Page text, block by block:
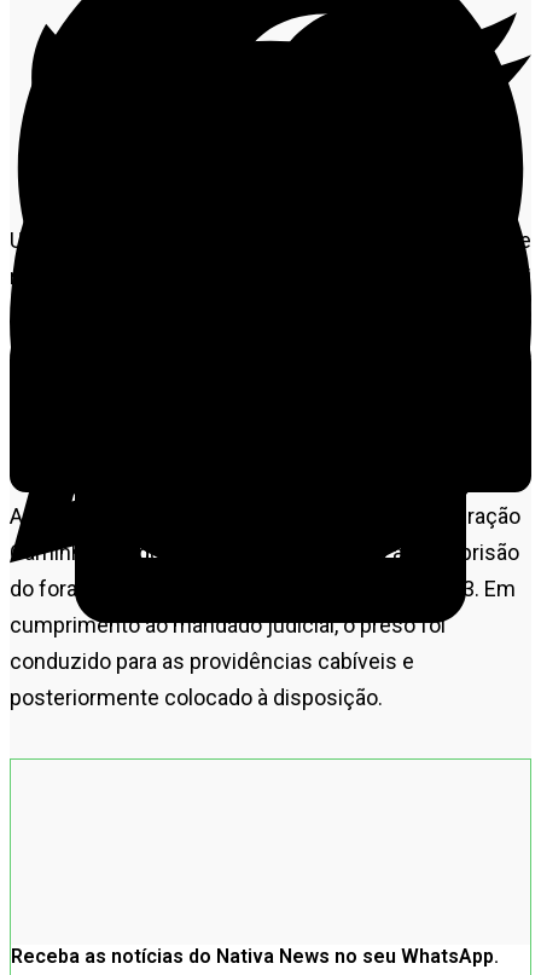
Um homem condenado pela Justiça a 14 anos de
reclusão pelo crime de estupro de vulnerável, foi
preso pela Polícia Civil, nesta quarta-feira (28.05), no
município de Colíder. O procurado, de 30 anos, estava
A ação d a Delegacia de Colíder faz parte da Operação
Caminhos Seguros, e resultou na localização e prisão
do foragido nas proximidades da Rodovia BR 163. Em
cumprimento ao mandado judicial, o preso foi
conduzido para as providências cabíveis e
posteriormente colocado à disposição.
Receba as notícias do Nativa News no seu WhatsApp.